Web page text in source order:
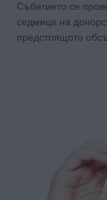
Събитието се
седмица на
предстоящото